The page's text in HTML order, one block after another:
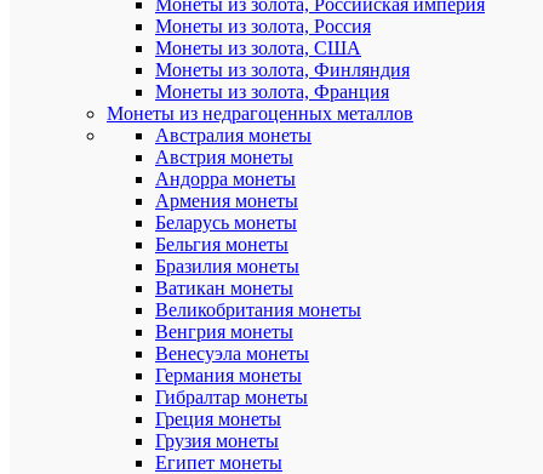
Монеты из золота, Российская империя
Монеты из золота, Россия
Монеты из золота, США
Монеты из золота, Финляндия
Монеты из золота, Франция
Монеты из недрагоценных металлов
Австралия монеты
Австрия монеты
Андорра монеты
Армения монеты
Беларусь монеты
Бельгия монеты
Бразилия монеты
Ватикан монеты
Великобритания монеты
Венгрия монеты
Венесуэла монеты
Германия монеты
Гибралтар монеты
Греция монеты
Грузия монеты
Египет монеты
-